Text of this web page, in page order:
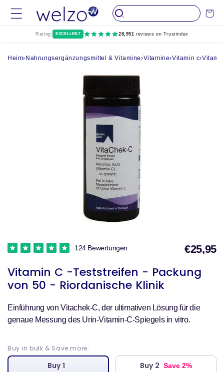
Überspringen
Sie zu Inhalten
Wagen
Rating: EXCELLENT 28,951 reviews on Trustindex
Heim› Nahrungsergänzungsmittel & Vitamine›Vitamine›Vitamin c›
Vitamin C -Teststreifen - Packung
von 50 - Riordanische Klinik
124 Bewertungen €25,95
Einführung von Vitachek-C, der ultimativen Lösung für die
genaue Messung des Urin-Vitamin-C-Spiegels in vitro.
Buy in bulk & Save more:
Buy 1
Buy 2 Save 2%